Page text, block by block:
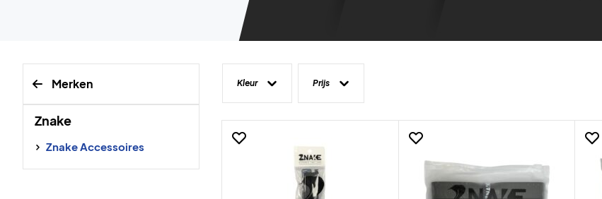
Merken
Znake
Znake Accessoires
Kleur Prijs